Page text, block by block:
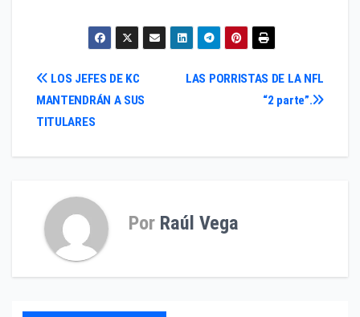
Navegación
de
entradas
LAS PORRISTAS DE LA NFL
“2 parte”.
LOS JEFES DE KC
MANTENDRÁN A SUS
TITULARES
Por Raúl Vega